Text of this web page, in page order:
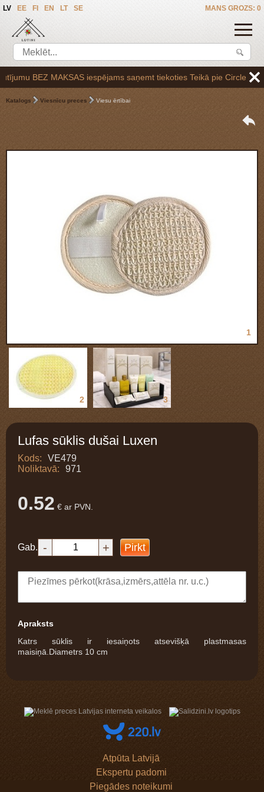
MANS GROZS: 0
LV EE FI EN LT SE
BEZ MAKSAS iespējams saņemt tiekoties Teikā pie Circle K
Katalogs Viesnīcu preces Viesu ērtībai
1
2 3
Lufas sūklis dušai Luxen
Kods:
VE479
Noliktavā:
971
0.52 € ar PVN.
Gab. - + Pirkt
Apraksts
Katrs sūklis ir iesaiņots atsevišķā plastmasas
maisiņā.Diametrs 10 cm
Atpūta Latvijā
Ekspertu padomi
Piegādes noteikumi